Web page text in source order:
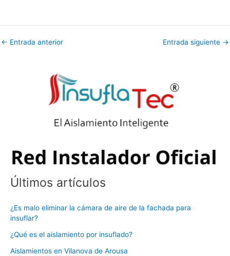
← Entrada anterior Entrada siguiente →
Últimos artículos
¿Es malo eliminar la cámara de aire de la fachada para
insuflar?
¿Qué es el aislamiento por insuflado?
Aislamientos en Vilanova de Arousa